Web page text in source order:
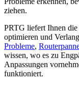
ziehen.
PRTG liefert Ihnen
optimieren und
Probleme,
wissen, wo es zu
Anpassungen
funktioniert.